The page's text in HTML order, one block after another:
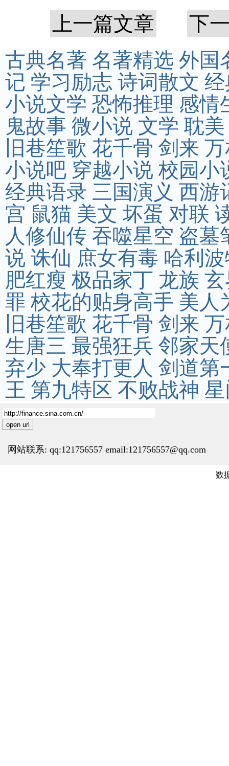
上一篇文章
下
古典名著 名著精选 外国
记 学习励志 诗词散文
小说文学 恐怖推理 感情
鬼故事 微小说 文学 耽美
旧巷笙歌 花千骨 剑来
小说吧 穿越小说 校园小
经典语录 三国演义 西游
宫 鼠猫 美文 坏蛋 对联
人修仙传 吞噬星空 盗墓
说 诛仙 庶女有毒 哈利
肥红瘦 极品家丁 龙族
罪 校花的贴身高手 美人
旧巷笙歌 花千骨 剑来
生唐三 最强狂兵 邻家天
弃少 大奉打更人 剑道第
王 第九特区 不败战神
open url
网站联系: qq:121756557 email:121756557@qq.com